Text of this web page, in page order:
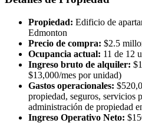
Propiedad: Edificio de
Edmonton
Precio de compra: $2.5
Ocupancia actual: 11 de 12
Ingreso bruto de alquiler:
$13,000/mes por unidad)
Gastos operacionales:
propiedad, seguros, servicios
administración de propiedad
Ingreso Operativo Neto: